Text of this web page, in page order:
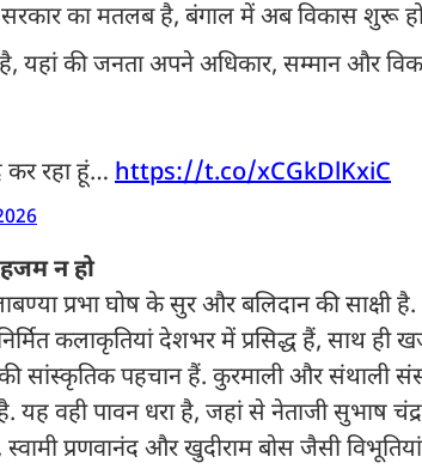
का मतलब है, बंगाल में अब विकास शुरू
यहां की जनता अपने अधिकार, सम्मान और
कर रहा हूं… https://t.co/xCGkDlKxiC
हजम न हो
प्रभा घोष के सुर और बलिदान की साक्षी है.
कलाकृतियां देशभर में प्रसिद्ध हैं, साथ ही
सांस्कृतिक पहचान हैं. कुरमाली और संथाली
वही पावन धरा है, जहां से नेताजी सुभाष
प्रणवानंद और खुदीराम बोस जैसी विभूतियां